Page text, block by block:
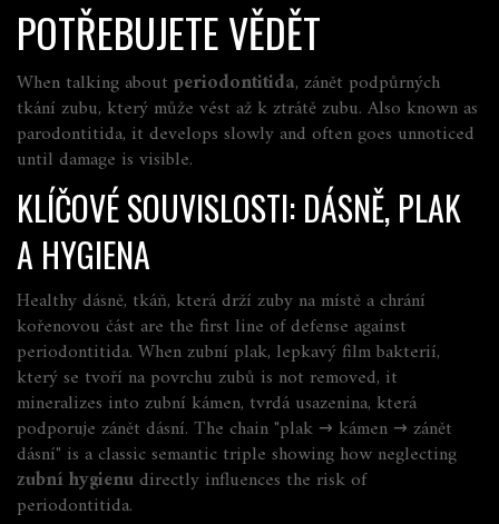
POTŘEBUJETE VĚDĚT
When talking about periodontitida, zánět podpůrných
tkání zubu, který může vést až k ztrátě zubu. Also known as
parodontitida, it develops slowly and often goes unnoticed
until damage is visible.
KLÍČOVÉ SOUVISLOSTI: DÁSNĚ, PLAK
A HYGIENA
Healthydásně, tkáň, která drží zuby na místě a chrání
kořenovou část are the first line of defense against
periodontitida. Whenzubní plak, lepkavý film bakterií,
který se tvoří na povrchu zubů is not removed, it
mineralizes into zubní kámen, tvrdá usazenina, která
podporuje zánět dásní. The chain "plak → kámen → zánět
dásní" is a classic semantic triple showing how neglecting
zubní hygienudirectly influences the risk of
periodontitida.